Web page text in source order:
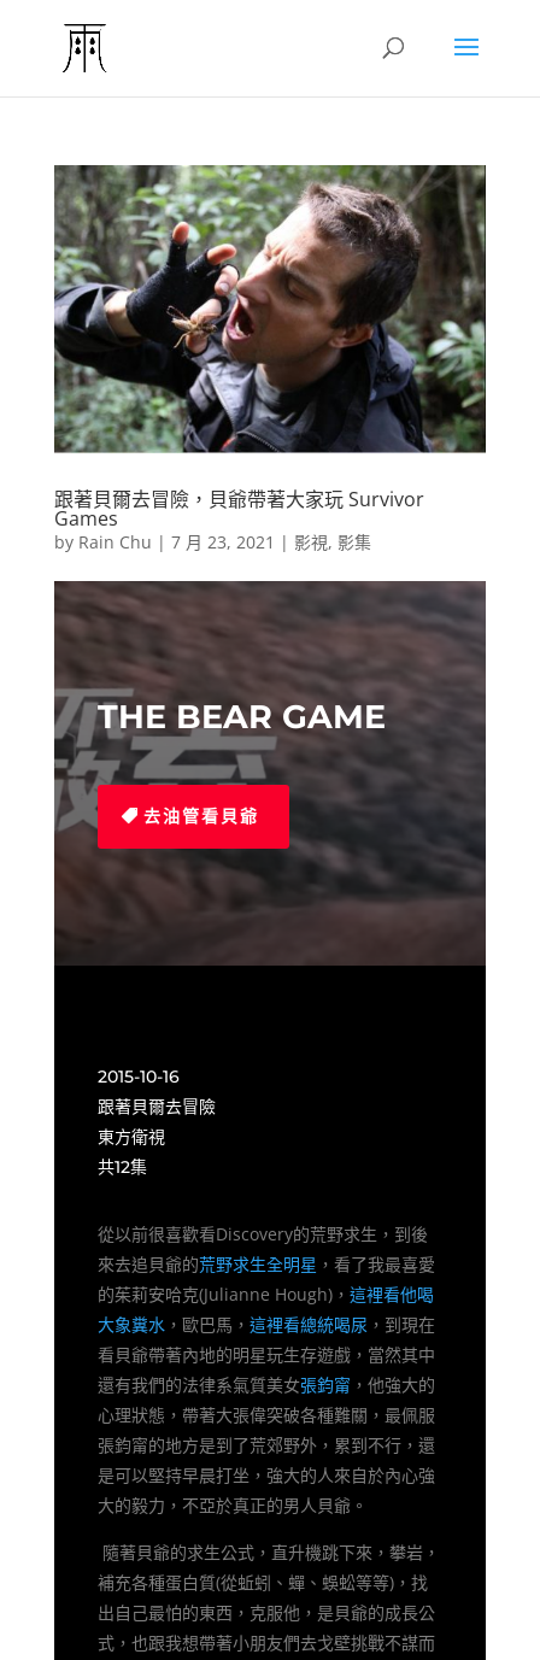
跟著貝爾去冒險，貝爺帶著大家玩 Survivor
Games
by Rain Chu | 7 月 23, 2021 | 影視, 影集
THE BEAR GAME
去油管看貝爺
2015-10-16
跟著貝爾去冒險
東方衛視
共12集
從以前很喜歡看Discovery的荒野求生，到後
來去追貝爺的荒野求生全明星 ，看了我最喜愛
的茱莉安哈克(Julianne Hough)， 這裡看他喝
大象糞水，歐巴馬， 這裡看總統喝尿 ，到現在
看貝爺帶著內地的明星玩生存遊戲，當然其中
還有我們的法律系氣質美女張鈞甯 ，他強大的
心理狀態，帶著大張偉突破各種難關，最佩服
張鈞甯的地方是到了荒郊野外，累到不行，還
是可以堅持早晨打坐，強大的人來自於內心強
大的毅力，不亞於真正的男人貝爺。
隨著貝爺的求生公式，直升機跳下來，攀岩，
補充各種蛋白質(從蚯蚓、蟬、蜈蚣等等)，找
出自己最怕的東西，克服他，是貝爺的成長公
式，也跟我想帶著小朋友們去戈壁挑戰不謀而